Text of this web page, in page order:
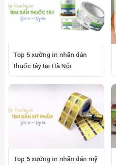
Top 5 xưởng in nhãn dán
thuốc tây tại Hà Nội
Top 5 xưởng in nhãn dán mỹ